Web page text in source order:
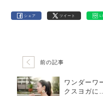
シェア ツイート
前の記事
ワンダーワ
クスヨガに